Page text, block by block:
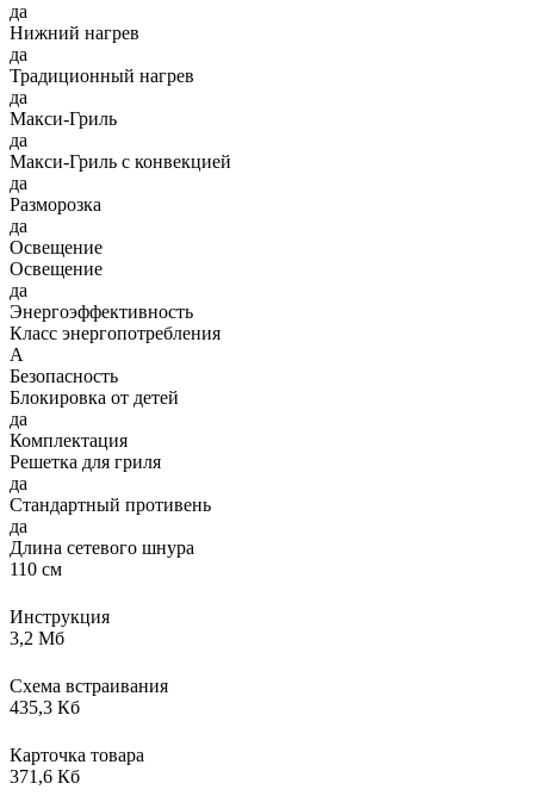
да
Нижний нагрев
да
Традиционный нагрев
да
Макси-Гриль
да
Макси-Гриль с конвекцией
да
Разморозка
да
Освещение
Освещение
да
Энергоэффективность
Класс энергопотребления
A
Безопасность
Блокировка от детей
да
Комплектация
Решетка для гриля
да
Стандартный противень
да
Длина сетевого шнура
110 см
Инструкция
3,2 Мб
Схема встраивания
435,3 Кб
Карточка товара
371,6 Кб